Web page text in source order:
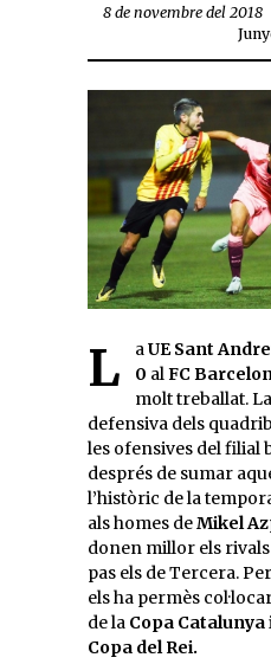
8 de novembre del 2018
LaUE Sant
0 alFC
molt treballat.
defensiva dels
les ofensives del filial
després de sumar
l’històric de la
als homes deMikel
donen millor els
pas els de Tercera.
els ha permès
de la Copa Catalunya
Copa del Rei.